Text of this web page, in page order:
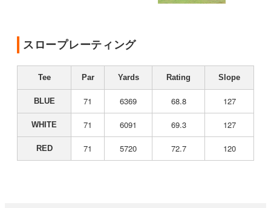
スロープレーティング
Tee Par Yards Rating Slope
BLUE 71 6369 68.8 127
WHITE 71 6091 69.3 127
RED 71 5720 72.7 120